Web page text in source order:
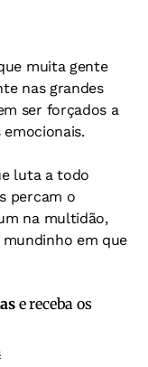
muita gente
nas grandes
ser forçados a
emocionais.
luta a todo
percam o
na multidão,
em que
e receba os